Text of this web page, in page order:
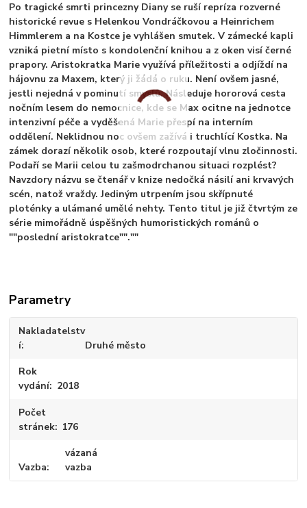
Po tragické smrti princezny Diany se ruší repríza rozverné
historické revue s Helenkou Vondráčkovou a Heinrichem
Himmlerem a na Kostce je vyhlášen smutek. V zámecké kapli
vzniká pietní místo s kondolenční knihou a z oken visí černé
prapory. Aristokratka Marie využívá příležitosti a odjíždí na
hájovnu za Maxem, který ji žádá o ruku. Není ovšem jasné,
jestli nejedná v pominutí smyslů. Následuje hororová cesta
nočním lesem do nemocnice, kde se Max ocitne na jednotce
intenzivní péče a vyděšená Marie přespí na interním
oddělení. Neklidnou noc ovšem zažívá i truchlící Kostka. Na
zámek dorazí několik osob, které rozpoutají vlnu zločinnosti.
Podaří se Marii celou tu zašmodrchanou situaci rozplést?
Navzdory názvu se čtenář v knize nedočká násilí ani krvavých
scén, natož vraždy. Jediným utrpením jsou skřípnuté
ploténky a ulámané umělé nehty. Tento titul je již čtvrtým ze
série mimořádně úspěšných humoristických románů o
""poslední aristokratce"".""
Parametry
Nakladatelstv
í
Druhé město
Rok
vydání
2018
Počet
stránek
176
Vazba
vázaná
vazba